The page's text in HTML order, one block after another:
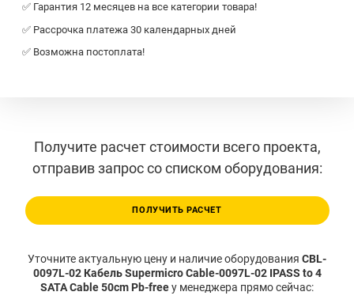
✅ Гарантия 12 месяцев на все категории товара!
✅ Рассрочка платежа 30 календарных дней
✅ Возможна постоплата!
Получите расчет стоимости всего проекта,
отправив запрос со списком оборудования:
ПОЛУЧИТЬ РАСЧЕТ
Уточните актуальную цену и наличие оборудования CBL-
0097L-02 Кабель Supermicro Cable-0097L-02 IPASS to 4
SATA Cable 50cm Pb-freeу менеджера прямо сейчас: